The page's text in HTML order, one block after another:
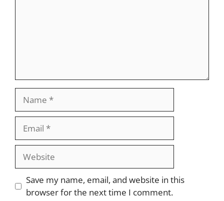
Website
Save my name, email, and website in this
browser for the next time I comment.